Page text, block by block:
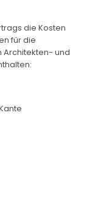
die Kosten
für die
Architekten- und